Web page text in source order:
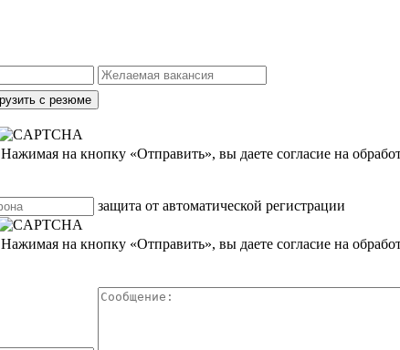
Нажимая на кнопку «Отправить», вы даете согласие на
защита от автоматической регистрации
Нажимая на кнопку «Отправить», вы даете согласие на